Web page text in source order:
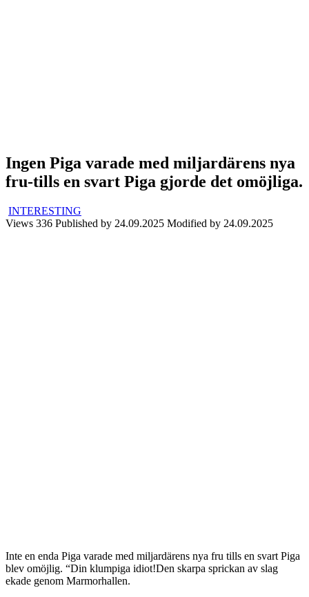
Ingen Piga varade med miljardärens nya
fru-tills en svart Piga gjorde det omöjliga.
INTERESTING
Views 336 Published by 24.09.2025 Modified by 24.09.2025
Inte en enda Piga varade med miljardärens nya fru tills en svart Piga
blev omöjlig. “Din klumpiga idiot!Den skarpa sprickan av slag
ekade genom Marmorhallen.